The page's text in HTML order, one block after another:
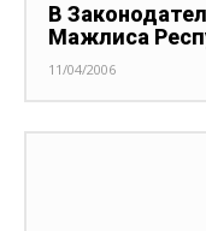
В
Мажлиса
11/04/2006